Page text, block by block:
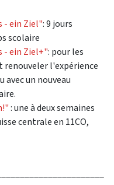
- ein Ziel": 9 jours
scolaire
- ein Ziel+": pour les
renouveler l'expérience
avec un nouveau
: une à deux semaines
centrale en 11CO,